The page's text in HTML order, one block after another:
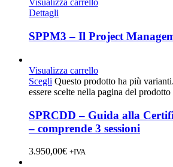
Visualizza carrello
Dettagli
SPPM3 – Il Project
Visualizza carrello
Scegli Questo prodotto ha più
essere scelte nella pagina del prodotto
SPRCDD – Guida alla
– comprende 3 sessioni
3.950,00€ +IVA